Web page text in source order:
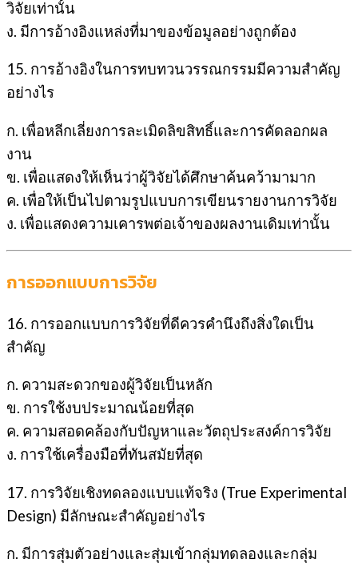
วิจัยเท่านั้น
ง. มีการอ้างอิงแหล่งที่มาของข้อมูลอย่างถูกต้อง
15. การอ้างอิงในการทบทวนวรรณกรรมมีความสำคัญ
อย่างไร
ก. เพื่อหลีกเลี่ยงการละเมิดลิขสิทธิ์และการคัดลอกผล
งาน
ข. เพื่อแสดงให้เห็นว่าผู้วิจัยได้ศึกษาค้นคว้ามามาก
ค. เพื่อให้เป็นไปตามรูปแบบการเขียนรายงานการวิจัย
ง. เพื่อแสดงความเคารพต่อเจ้าของผลงานเดิมเท่านั้น
การออกแบบการวิจัย
16. การออกแบบการวิจัยที่ดีควรคำนึงถึงสิ่งใดเป็น
สำคัญ
ก. ความสะดวกของผู้วิจัยเป็นหลัก
ข. การใช้งบประมาณน้อยที่สุด
ค. ความสอดคล้องกับปัญหาและวัตถุประสงค์การวิจัย
ง. การใช้เครื่องมือที่ทันสมัยที่สุด
17. การวิจัยเชิงทดลองแบบแท้จริง (True Experimental
Design) มีลักษณะสำคัญอย่างไร
ก. มีการสุ่มตัวอย่างและสุ่มเข้ากลุ่มทดลองและกลุ่ม